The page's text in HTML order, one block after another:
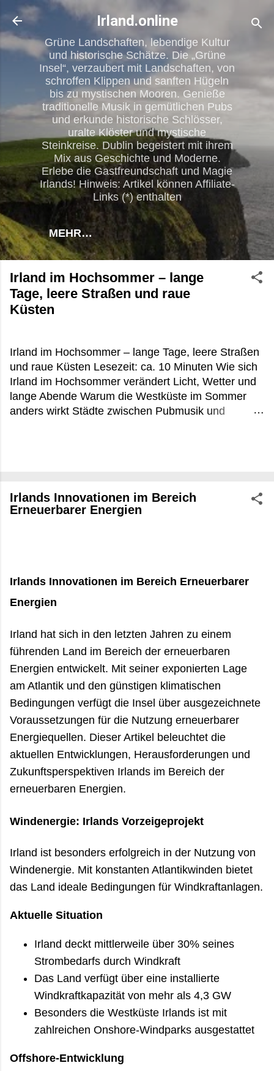
Direkt zum Hauptbereich
Irland.online
Grüne Landschaften, lebendige Kultur
und historische Schätze. Die „Grüne
Insel“, verzaubert mit Landschaften, von
schroffen Klippen und sanften Hügeln
bis zu mystischen Mooren. Genieße
traditionelle Musik in gemütlichen Pubs
und erkunde historische Schlösser,
uralte Klöster und mystische
Steinkreise. Dublin begeistert mit ihrem
Mix aus Geschichte und Moderne.
Erlebe die Gastfreundschaft und Magie
Irlands! Hinweis: Artikel können Affiliate-
Links (*) enthalten
MEHR…
Irland im Hochsommer – lange
Tage, leere Straßen und raue
Küsten
Irland im Hochsommer – lange Tage, leere Straßen
und raue Küsten Lesezeit: ca. 10 Minuten Wie sich
Irland im Hochsommer verändert Licht, Wetter und
lange Abende Warum die Westküste im Sommer
anders wirkt Städte zwischen Pubmusik und
Straße, aus einem offenen Küchenfenster roch es
nach Torffeuer und gebratenem Fisch. In
Küstenstraßen nach Irland. Im Juli und August zeigt
das Land aber eine andere Seite: heller, lebendiger,
voller Gegensätze. Zwischen überfüllten
Aussichtspunkten und völl...
Irlands Innovationen im Bereich
Erneuerbarer Energien
Irlands Innovationen im Bereich Erneuerbarer
Energien
Irland hat sich in den letzten Jahren zu einem
führenden Land im Bereich der erneuerbaren
Energien entwickelt. Mit seiner exponierten Lage
am Atlantik und den günstigen klimatischen
Bedingungen verfügt die Insel über ausgezeichnete
Voraussetzungen für die Nutzung erneuerbarer
Energiequellen. Dieser Artikel beleuchtet die
aktuellen Entwicklungen, Herausforderungen und
Zukunftsperspektiven Irlands im Bereich der
erneuerbaren Energien.
Windenergie: Irlands Vorzeigeprojekt
Irland ist besonders erfolgreich in der Nutzung von
Windenergie. Mit konstanten Atlantikwinden bietet
das Land ideale Bedingungen für Windkraftanlagen.
Aktuelle Situation
Irland deckt mittlerweile über 30% seines
Strombedarfs durch Windkraft
Das Land verfügt über eine installierte
Windkraftkapazität von mehr als 4,3 GW
Besonders die Westküste Irlands ist mit
zahlreichen Onshore-Windparks ausgestattet
Offshore-Entwicklung